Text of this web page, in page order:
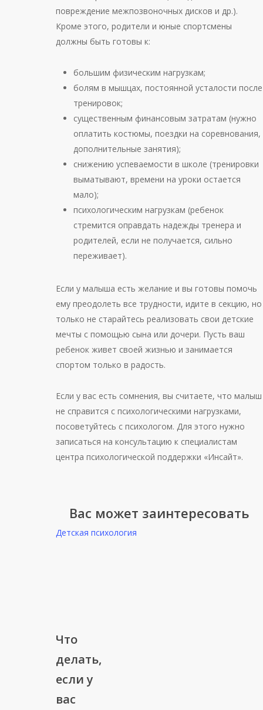
повреждение межпозвоночных дисков и др.).
Кроме этого, родители и юные спортсмены
должны быть готовы к:
большим физическим нагрузкам;
болям в мышцах, постоянной усталости после
тренировок;
существенным финансовым затратам (нужно
оплатить костюмы, поездки на соревнования,
дополнительные занятия);
снижению успеваемости в школе (тренировки
выматывают, времени на уроки остается
мало);
психологическим нагрузкам (ребенок
стремится оправдать надежды тренера и
родителей, если не получается, сильно
переживает).
Если у малыша есть желание и вы готовы помочь
ему преодолеть все трудности, идите в секцию, но
только не старайтесь реализовать свои детские
мечты с помощью сына или дочери. Пусть ваш
ребенок живет своей жизнью и занимается
спортом только в радость.
Если у вас есть сомнения, вы считаете, что малыш
не справится с психологическими нагрузками,
посоветуйтесь с психологом. Для этого нужно
записаться на консультацию к специалистам
центра психологической поддержки «Инсайт».
Вас может заинтересовать
Детская психология
Что
если
у
вас
Что
делать,
если у
вас